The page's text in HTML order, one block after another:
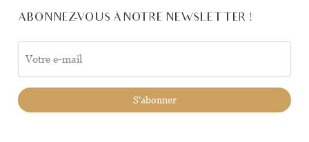
ABONNEZ-VOUS À NOTRE NEWSLETTER !